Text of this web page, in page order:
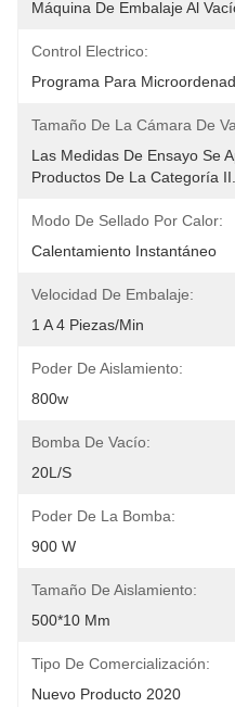
Máquina De Embalaje Al
Control Electrico:
Programa Para
Tamaño De La Cámara De
Las Medidas De Ensayo Se
Productos De La Categoría II.
Modo De Sellado Por Calor:
Calentamiento Instantáneo
Velocidad De Embalaje:
1 A 4 Piezas/min
Poder De Aislamiento:
800w
Bomba De Vacío:
20L/s
Poder De La Bomba:
900 W
Tamaño De Aislamiento:
500*10 Mm
Tipo De Comercialización:
Nuevo Producto 2020